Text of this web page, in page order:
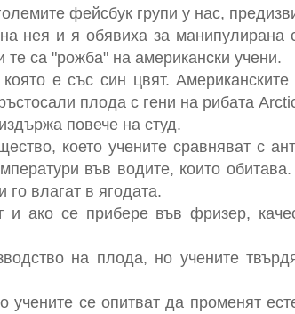
фейсбук групи у нас,
нея и я обявиха за
са "рожба" на американски учени.
е със син цвят. Американските
плода с гени на рибата
повече на студ.
което учените сравняват с
във водите, които
го влагат в ягодата.
и ако се прибере във фризер,
на плода, но учените
учените се опитват да променят